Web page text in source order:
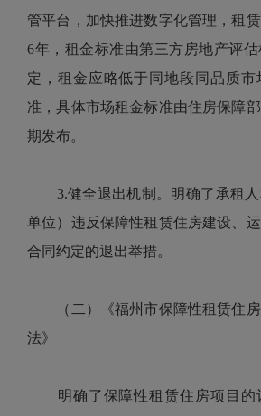
管平台，加快推进数字化管理，租
6年，租金标准由第三方房地产评
定，租金应略低于同地段同品质市
准，具体市场租金标准由住房保障
期发布。
3.健全退出机制。明确了承租人
单位）违反保障性租赁住房建设、
合同约定的退出举措。
（二）《福州市保障性租赁住房
法》
明确了保障性租赁住房项目的